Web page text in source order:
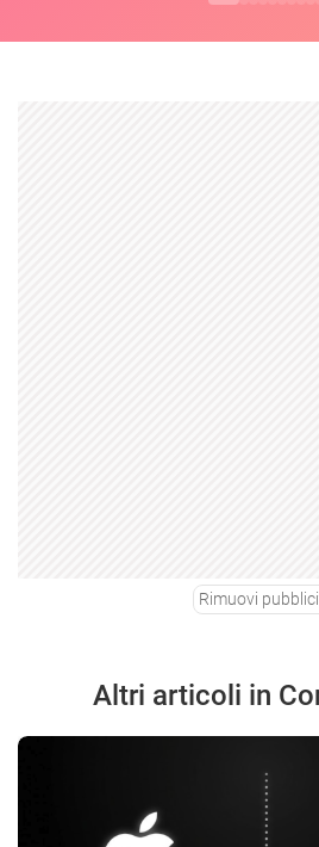
Rimuovi
Altri articoli in